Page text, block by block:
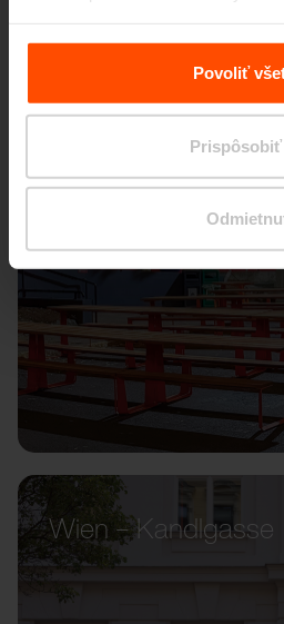
Viac informácií nájdete na
Povoliť
Prispôsobiť
Wien – Kandlgasse